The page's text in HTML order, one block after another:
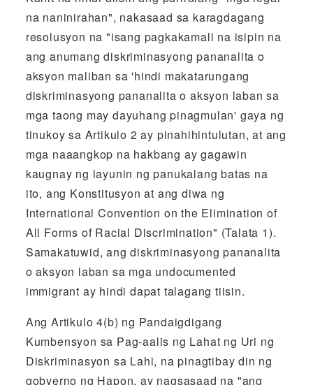
na naninirahan", nakasaad sa karagdagang
resolusyon na "isang pagkakamali na isipin na
ang anumang diskriminasyong pananalita o
aksyon maliban sa 'hindi makatarungang
diskriminasyong pananalita o aksyon laban sa
mga taong may dayuhang pinagmulan' gaya ng
tinukoy sa Artikulo 2 ay pinahihintulutan, at ang
mga naaangkop na hakbang ay gagawin
kaugnay ng layunin ng panukalang batas na
ito, ang Konstitusyon at ang diwa ng
International Convention on the Elimination of
All Forms of Racial Discrimination" (Talata 1).
Samakatuwid, ang diskriminasyong pananalita
o aksyon laban sa mga undocumented
immigrant ay hindi dapat talagang tiisin.
Ang Artikulo 4(b) ng Pandaigdigang
Kumbensyon sa Pag-aalis ng Lahat ng Uri ng
Diskriminasyon sa Lahi, na pinagtibay din ng
gobyerno ng Hapon, ay nagsasaad na "ang